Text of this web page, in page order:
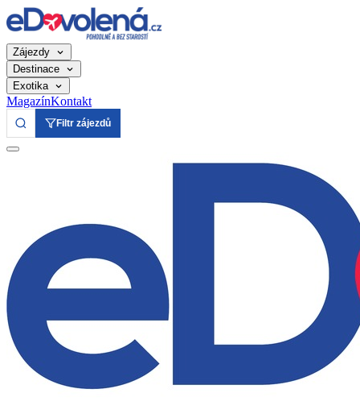
Zájezdy
Destinace
Exotika
MagazínKontakt
Filtr zájezdů